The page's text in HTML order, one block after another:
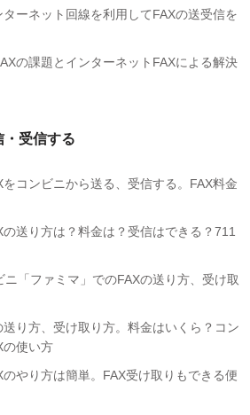
ーネット回線を利用してFAXの送受信を
の課題とインターネットFAXによる解決
・受信する
コンビニから送る、受信する。FAX料金
送り方は？料金は？受信はできる？711
「ファミマ」でのFAXの送り方、受け取
送り方、受け取り方。料金はいくら？コン
の使い方
のやり方は簡単。FAX受け取りもできる便